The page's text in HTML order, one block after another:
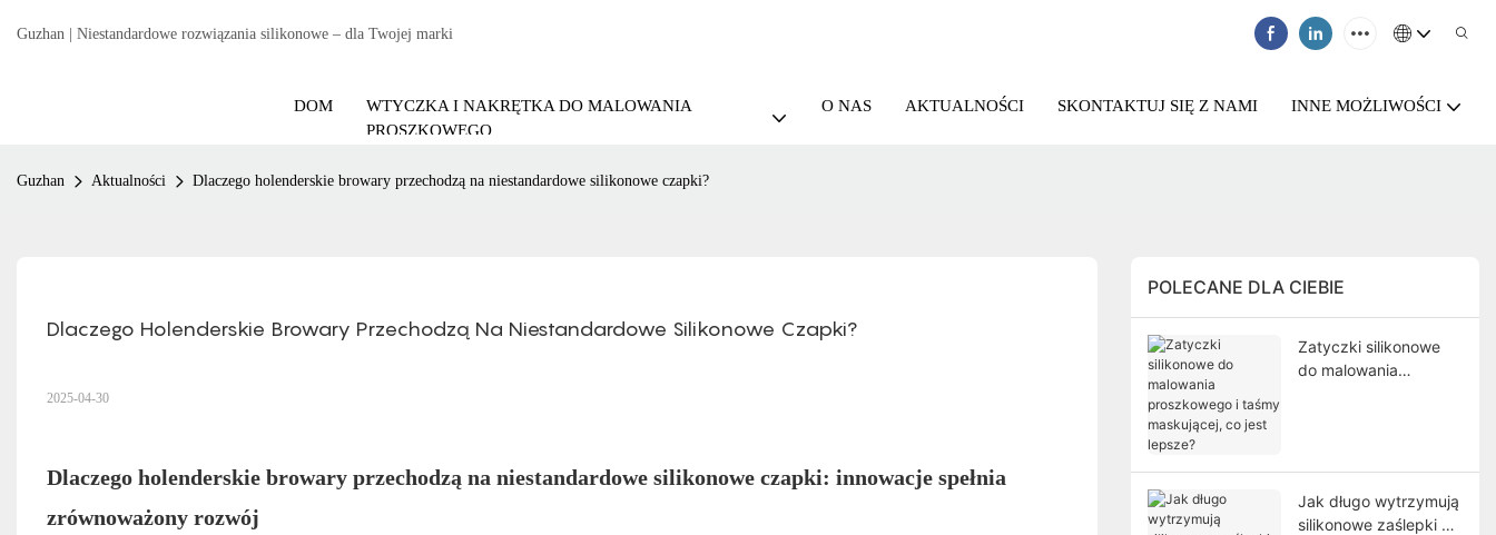
Guzhan | Niestandardowe rozwiązania silikonowe – dla Twojej marki
DOM
WTYCZKA I NAKRĘTKA DO MALOWANIA
PROSZKOWEGO
O NAS AKTUALNOŚCI SKONTAKTUJ SIĘ Z NAMI INNE MOŻLIWOŚCI
Guzhan Aktualności Dlaczego holenderskie browary przechodzą na niestandardowe silikonowe czapki?
Dlaczego Holenderskie Browary Przechodzą Na Niestandardowe Silikonowe Czapki?
2025-04-30
Dlaczego holenderskie browary przechodzą na niestandardowe silikonowe czapki: innowacje spełnia
zrównoważony rozwój
POLECANE DLA CIEBIE
Zatyczki silikonowe
do malowania
Jak długo wytrzymują
silikonowe zaślepki do